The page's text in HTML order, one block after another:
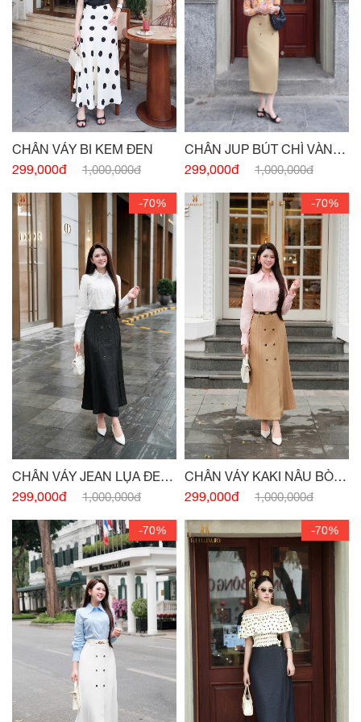
CHÂN VÁY BI KEM ĐEN
299,000đ
1,000,000đ
CHÂN JUP BÚT CHÌ VÀNG
CÁT KAKI ĐÍNH CÚC
299,000đ 1,000,000đ
-70%
CHÂN VÁY JEAN LỤA ĐEN
MÍ THÂN ĐÍNH CÚC -(HẾT
299,000đ 1,000,000đ
-70%
CHÂN VÁY KAKI NÂU BÒ
MÍ THÂN ĐÍNH CÚC -(HẾT
299,000đ 1,000,000đ
-70% -70%